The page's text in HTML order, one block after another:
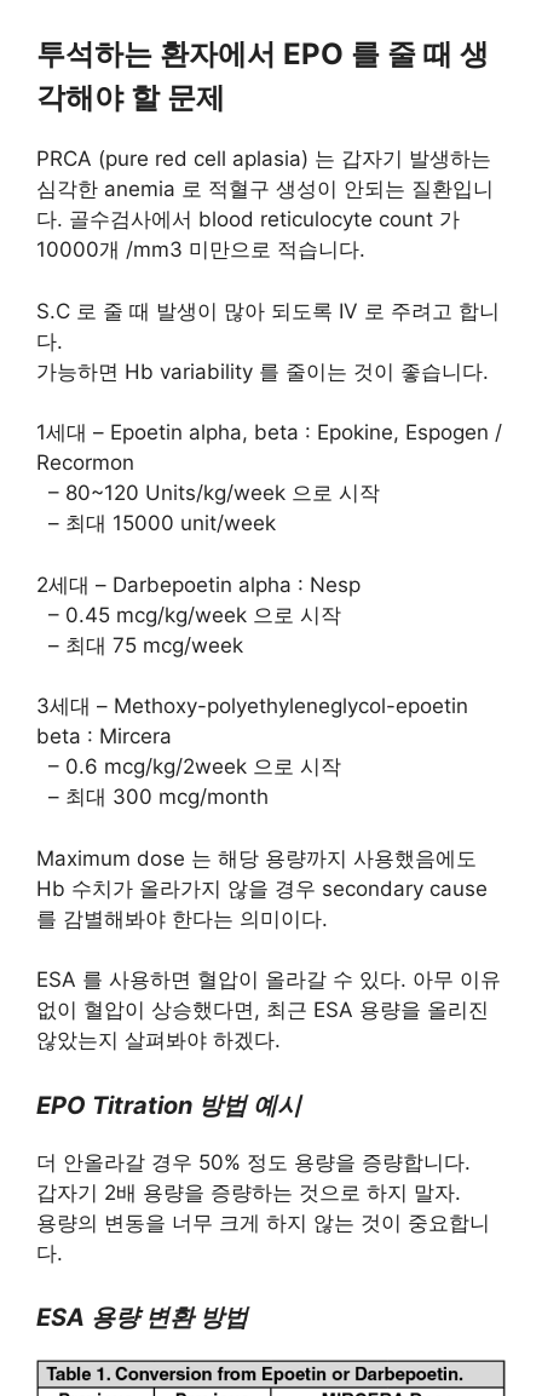
투석하는 환자에서 EPO 를 줄 때 생
각해야 할 문제
PRCA (pure red cell aplasia) 는 갑자기 발생하는
심각한 anemia 로 적혈구 생성이 안되는 질환입니
다. 골수검사에서 blood reticulocyte count 가
10000개 /mm3 미만으로 적습니다.
S.C 로 줄 때 발생이 많아 되도록 IV 로 주려고 합니
다.
가능하면 Hb variability 를 줄이는 것이 좋습니다.
1세대 – Epoetin alpha, beta : Epokine, Espogen /
Recormon
– 80~120 Units/kg/week 으로 시작
– 최대 15000 unit/week
2세대 – Darbepoetin alpha : Nesp
– 0.45 mcg/kg/week 으로 시작
– 최대 75 mcg/week
3세대 – Methoxy-polyethyleneglycol-epoetin
beta : Mircera
– 0.6 mcg/kg/2week 으로 시작
– 최대 300 mcg/month
Maximum dose 는 해당 용량까지 사용했음에도
Hb 수치가 올라가지 않을 경우 secondary cause
를 감별해봐야 한다는 의미이다.
ESA 를 사용하면 혈압이 올라갈 수 있다. 아무 이유
없이 혈압이 상승했다면, 최근 ESA 용량을 올리진
않았는지 살펴봐야 하겠다.
EPO Titration 방법 예시
더 안올라갈 경우 50% 정도 용량을 증량합니다.
갑자기 2배 용량을 증량하는 것으로 하지 말자.
용량의 변동을 너무 크게 하지 않는 것이 중요합니
다.
ESA 용량 변환 방법